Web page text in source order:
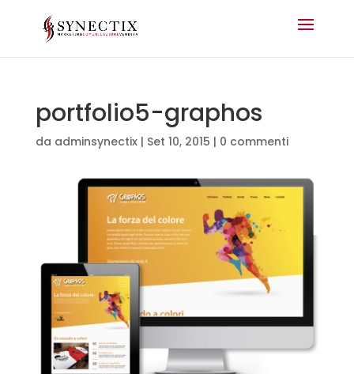
portfolio5-graphos
da adminsynectix| Set 10, 2015 | 0 commenti